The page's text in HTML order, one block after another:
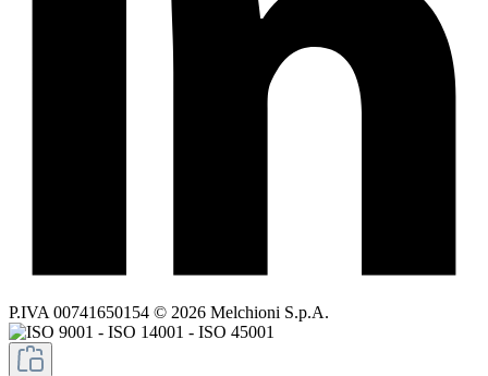
P.IVA 00741650154 © 2026 Melchioni S.p.A.